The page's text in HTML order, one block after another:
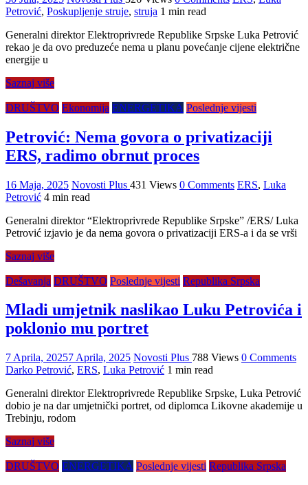
Petrović, Poskupljenje struje, struja 1 min read
Generalni direktor Elektroprivrede Republike Srpske Luka Petrović
rekao je da ovo preduzeće nema u planu povećanje cijene električne
energije u
Saznaj više
DRUŠTVO Ekonomija ENERGETIKA Poslednje vijesti
Petrović: Nema govora o privatizaciji
ERS, radimo obrnut proces
16 Maja, 2025 Novosti Plus 431 Views 0 Comments ERS, Luka
Petrović 4 min read
Generalni direktor “Elektroprivrede Republike Srpske” /ERS/ Luka
Petrović izjavio je da nema govora o privatizaciji ERS-a i da se vrši
Saznaj više
Dešavanja DRUŠTVO Poslednje vijesti Republika Srpska
Mladi umjetnik naslikao Luku Petrovića i
poklonio mu portret
7 Aprila, 20257 Aprila, 2025 Novosti Plus 788 Views 0 Comments
Darko Petrović, ERS, Luka Petrović 1 min read
Generalni direktor Elektroprivrede Republike Srpske, Luka Petrović
dobio je na dar umjetnički portret, od diplomca Likovne akademije u
Trebinju, rodom
Saznaj više
DRUŠTVO ENERGETIKA Poslednje vijesti Republika Srpska